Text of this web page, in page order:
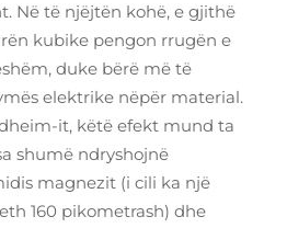
Në të njëjtën kohë, e gjithë
kubike pengon rrugën e
duke bërë më të
elektrike nëpër material.
it, këtë efekt mund ta
shumë ndryshojnë
magnezit (i cili ka një
160 pikometrash) dhe